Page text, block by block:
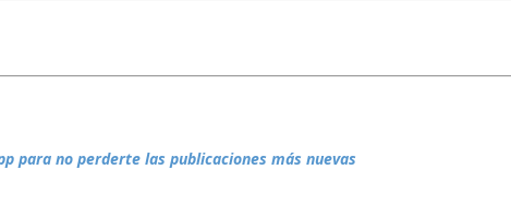
para no perderte las publicaciones más nuevas